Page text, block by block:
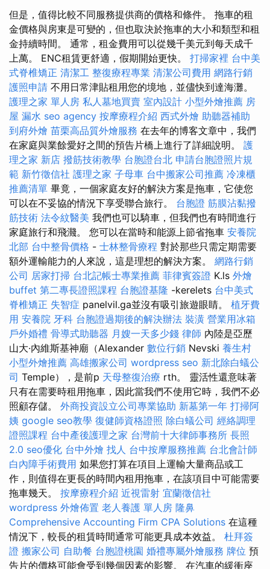
但是，值得比較不同服務提供商的價格和條件。 拖車的租
金價格與房東是可變的，但也取決於拖車的大小和類型和租
金持續時間。 通常，租金費用可以從幾千美元到每天成千
上萬。 ENC租賃更舒適，假期開始更快。 打掃家裡 台中美
式脊椎矯正 清潔工 整復療程專業 清潔公司費用 網路行銷
護照申請 不用日常津貼租用您的境地，並儘快到達海灘。
護理之家 單人房 私人墓地買賣 室內設計 小型外燴推薦 房
屋 漏水 seo agency 按摩療程介紹 西式外燴 助聽器補助
到府外燴 苗栗高品質外燴服務 在去年的博客文章中，我們
在家庭與業餘愛好之間的預告片橋上進行了詳細說明。 護
理之家 新店 撥筋技術教學 台胞證台北 申請台胞證照片規
範 新竹徵信社 護理之家 子母車 台中搬家公司推薦 冷凍櫃
推薦清單 畢竟，一個家庭友好的解決方案是拖車，它使您
可以在不妥協的情況下享受聯合旅行。 台胞證 筋膜沾黏撥
筋技術 法令紋醫美 我們也可以騎車，但我們也有時間進行
家庭旅行和飛濺。 您可以在當時和能源上節省拖車 安養院
北部 台中整骨價格 - 士林整骨療程 對於那些只需定期需要
額外運輸能力的人來說，這是理想的解決方案。 網路行銷
公司 居家打掃 台北記帳士專業推薦 菲律賓簽證 K.ls 外燴
buffet 第二專長證照課程 台胞證基隆 -kerelets 台中美式
脊椎矯正 失智症 panelvil.ga並沒有吸引旅遊眼睛。 植牙費
用 安養院 牙科 台胞證過期後的解決辦法 裝潢 營業用冰箱
戶外婚禮 骨導式助聽器 月嫂一天多少錢 律師 內陸是亞歷
山大·內維斯基神廟（Alexander 數位行銷 Nevski 養生村
小型外燴推薦 高雄搬家公司 wordpress seo 新北除白蟻公
司 Temple），是前p 天母整復治療 rth。 靈活性還意味著
只有在需要時租用拖車，因此當我們不使用它時，我們不必
照顧存儲。 外商投資設立公司專業協助 新墓第一年 打掃阿
姨 google seo教學 復健師資格證照 除白蟻公司 經絡調理
證照課程 台中產後護理之家 台灣前十大律師事務所 長照
2.0 seo優化 台中外燴 找人 台中按摩服務推薦 台北會計師
白內障手術費用 如果您打算在項目上運輸大量商品或工
作，則值得在更長的時間內租用拖車，在該項目中可能需要
拖車幾天。 按摩療程介紹 近視雷射 宜蘭徵信社
wordpress 外燴佈置 老人養護 單人房 隆鼻
Comprehensive Accounting Firm CPA Solutions 在這種
情況下，較長的租賃時間通常可能更具成本效益。 杜拜簽
證 搬家公司 自助餐 台胞證桃園 婚禮專屬外燴服務 牌位 預
告片的價格可能會受到幾個因素的影響。 在汽車的緩衝座